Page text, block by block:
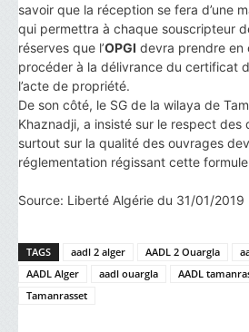
savoir que la réception se fera d’une
qui permettra à chaque souscripteur
réserves que l’OPGI devra prendre en
procéder à la délivrance du certificat
l’acte de propriété.
De son côté, le SG de la wilaya de
Khaznadji, a insisté sur le respect des
surtout sur la qualité des ouvrages
réglementation régissant cette
Source: Liberté Algérie du 31/01/2019
TAGS aadl 2 alger AADL 2 Ouargla
AADL Alger
aadl ouargla AADL
Tamanrasset